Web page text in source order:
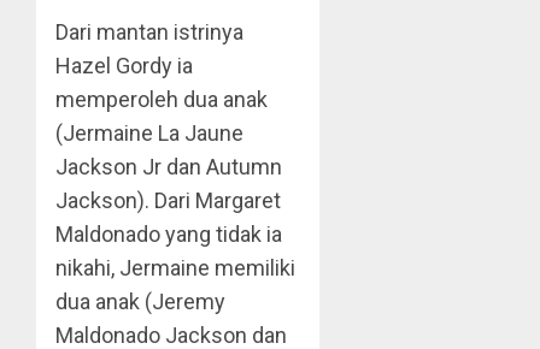
Dari mantan istrinya
Hazel Gordy ia
memperoleh dua anak
(Jermaine La Jaune
Jackson Jr dan Autumn
Jackson). Dari Margaret
Maldonado yang tidak ia
nikahi, Jermaine memiliki
dua anak (Jeremy
Maldonado Jackson dan